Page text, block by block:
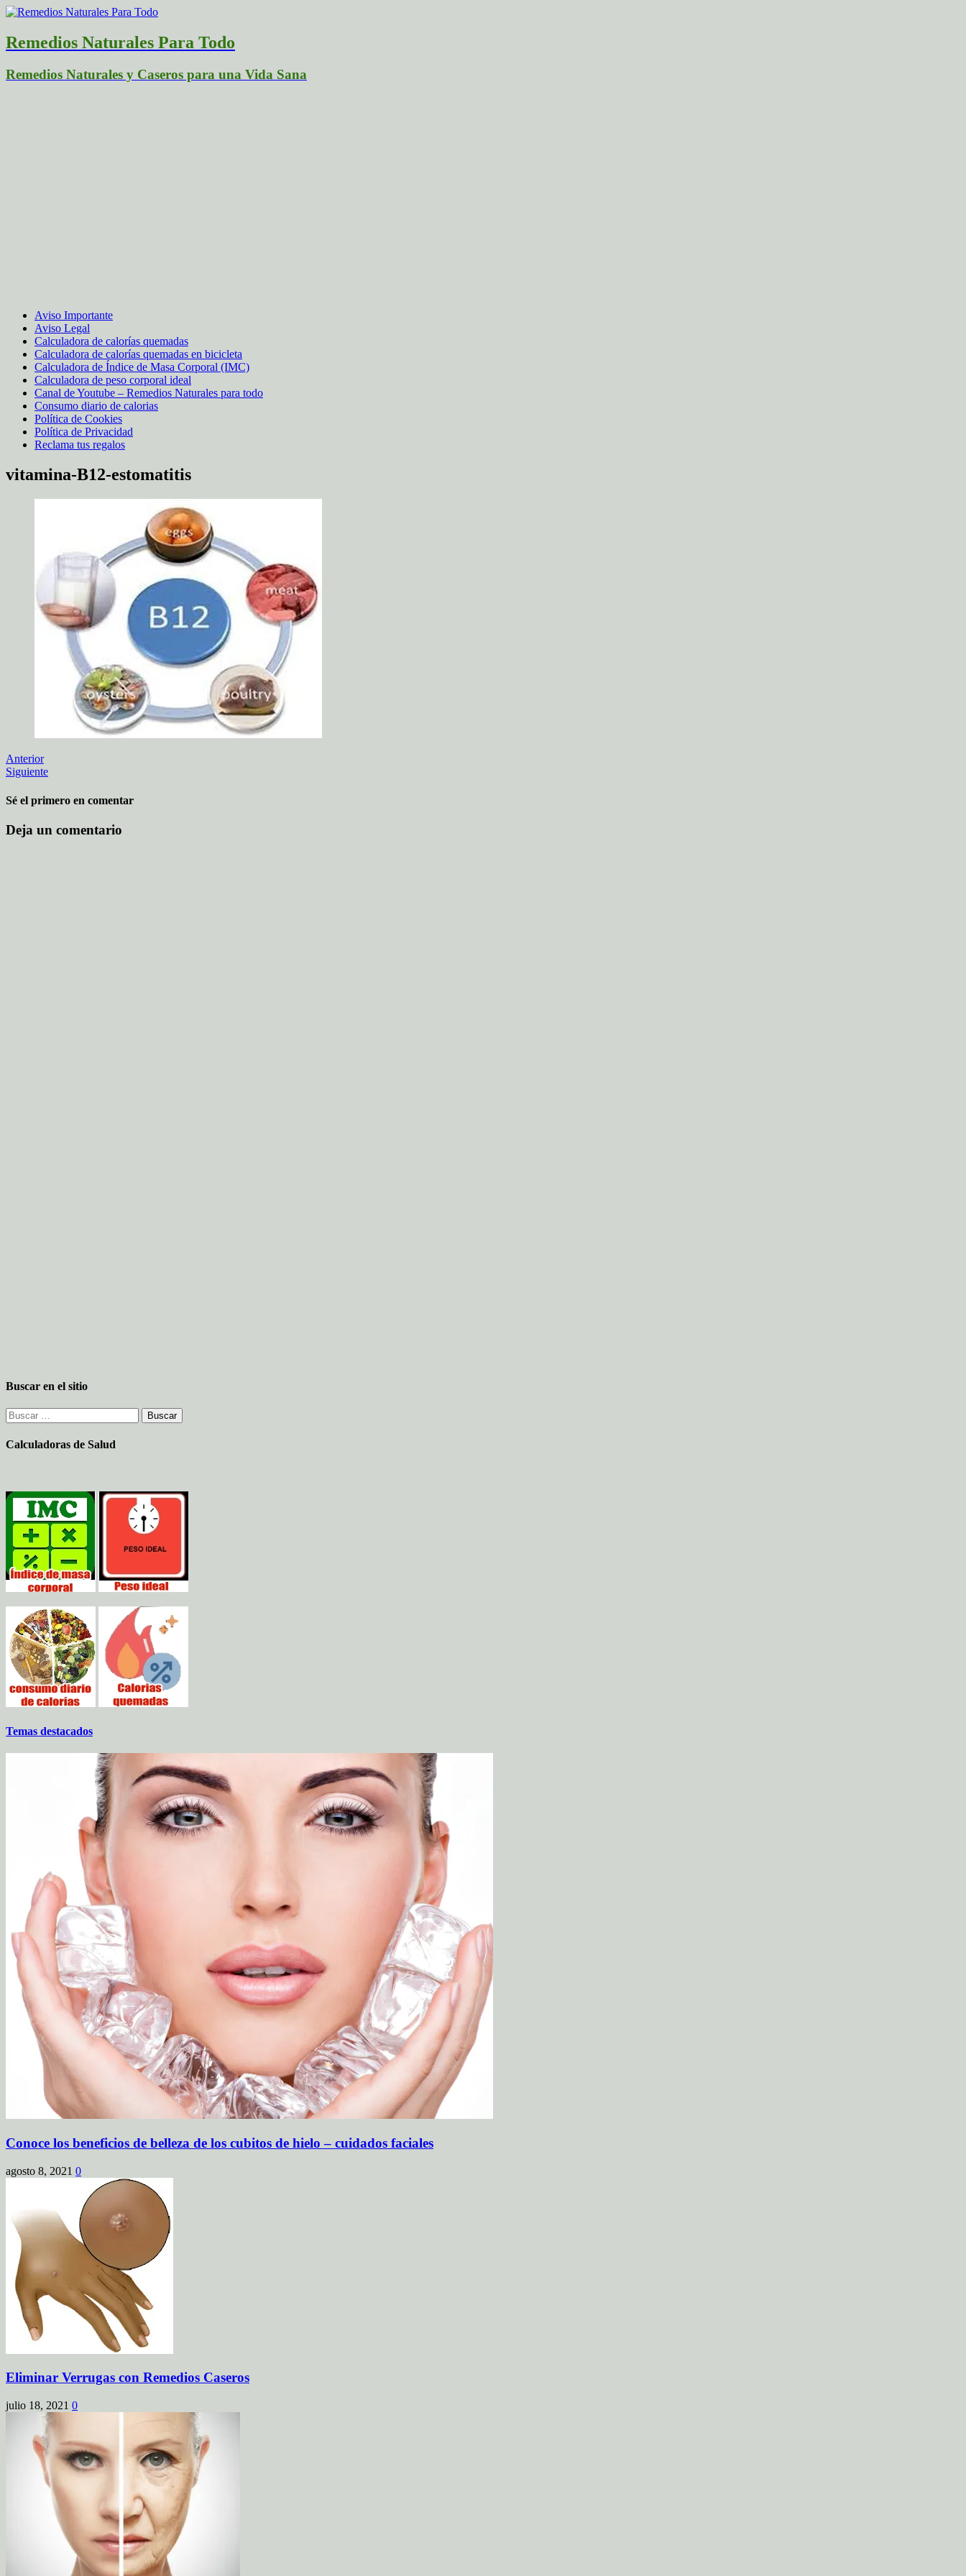
Remedios Naturales Para Todo
Remedios Naturales y Caseros para una Vida Sana
Aviso Importante
Aviso Legal
Calculadora de calorías quemadas
Calculadora de calorías quemadas en bicicleta
Calculadora de Índice de Masa Corporal (IMC)
Calculadora de peso corporal ideal
Canal de Youtube – Remedios Naturales para todo
Consumo diario de calorias
Política de Cookies
Política de Privacidad
Reclama tus regalos
vitamina-B12-estomatitis
Anterior
Siguiente
Sé el primero en comentar
Deja un comentario
Buscar en el sitio
Buscar:
Calculadoras de Salud
Temas destacados
Conoce los beneficios de belleza de los cubitos de hielo – cuidados faciales
agosto 8, 2021 0
Eliminar Verrugas con Remedios Caseros
julio 18, 2021 0